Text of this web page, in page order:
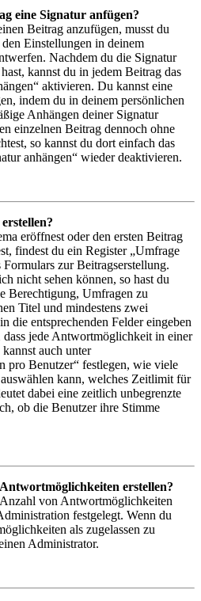
eine Signatur anfügen?
Beitrag anzufügen, musst du
Einstellungen in deinem
Nachdem du die Signatur
kannst du in jedem Beitrag das
aktivieren. Du kannst eine
indem du in deinem persönlichen
Anhängen deiner Signatur
einzelnen Beitrag dennoch ohne
so kannst du dort einfach das
anhängen“ wieder deaktivieren.
eröffnest oder den ersten Beitrag
findest du ein Register „Umfrage
Formulars zur Beitragserstellung.
nicht sehen können, so hast du
Berechtigung, Umfragen zu
Titel und mindestens zwei
die entsprechenden Felder eingeben
dass jede Antwortmöglichkeit in einer
auch unter
pro Benutzer“ festlegen, wie viele
kann, welches Zeitlimit für
dabei eine zeitlich unbegrenzte
ob die Benutzer ihre Stimme
erstellen?
von Antwortmöglichkeiten
festgelegt. Wenn du
als zugelassen zu
Administrator.